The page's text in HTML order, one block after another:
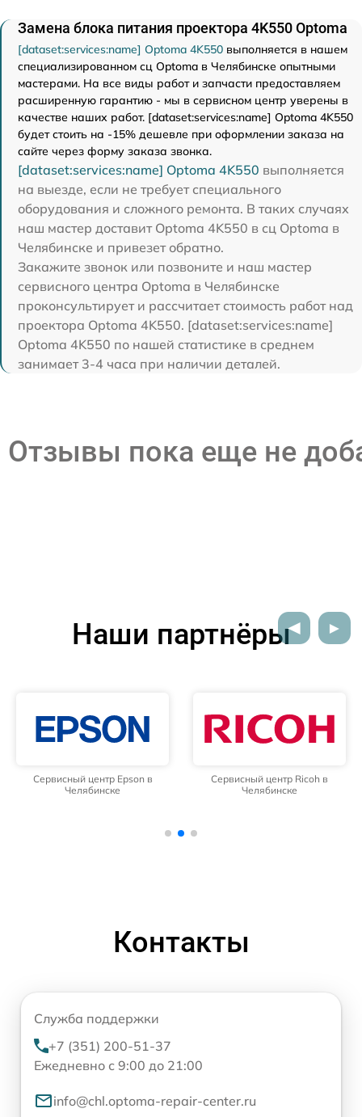
Замена блока питания проектора 4K550 Optoma
[dataset:services:name] Optoma 4K550 выполняется в нашем
специализированном сц Optoma в Челябинске опытными
мастерами. На все виды работ и запчасти предоставляем
расширенную гарантию - мы в сервисном центр уверены в
качестве наших работ. [dataset:services:name] Optoma 4K550
будет стоить на -15% дешевле при оформлении заказа на
сайте через форму заказа звонка.
[dataset:services:name] Optoma 4K550 выполняется
на выезде, если не требует специального
оборудования и сложного ремонта. В таких случаях
наш мастер доставит Optoma 4K550 в сц Optoma в
Челябинске и привезет обратно.
Закажите звонок или позвоните и наш мастер
сервисного центра Optoma в Челябинске
проконсультирует и рассчитает стоимость работ над
проектора Optoma 4K550. [dataset:services:name]
Optoma 4K550 по нашей статистике в среднем
занимает 3-4 часа при наличии деталей.
Отзывы пока еще не
Наши партнёры
Сервисный центр Epson в
Челябинске
Сервисный центр Ricoh в
Челябинске
Контакты
Служба поддержки
+7 (351) 200-51-37
Ежедневно с 9:00 до 21:00
info@chl.optoma-repair-center.ru